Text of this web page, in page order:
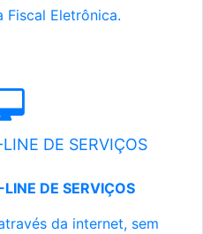
Fiscal Eletrônica.
DE SERVIÇOS
DE SERVIÇOS
da internet, sem